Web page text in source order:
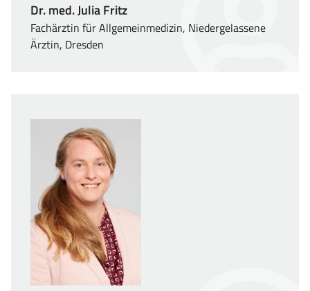
Dr. med. Julia Fritz
Fachärztin für Allgemeinmedizin, Niedergelassene
Ärztin, Dresden